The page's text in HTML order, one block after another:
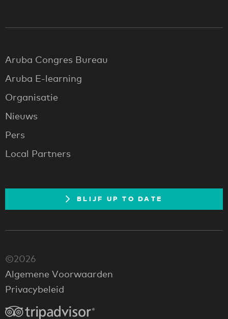
Aruba Congres Bureau
Aruba E-learning
Organisatie
Nieuws
Pers
Local Partners
BLIJF UP TO DATE
©2026
Algemene Voorwaarden
Privacybeleid